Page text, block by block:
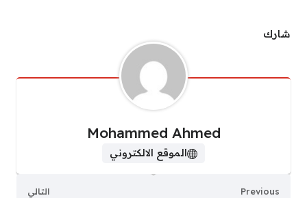
شارك
Mohammed Ahmed
الموقع الالكتروني
Previous التالي